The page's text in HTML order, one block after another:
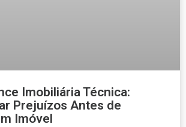
Imobiliária Técnica:
Prejuízos Antes de
Imóvel